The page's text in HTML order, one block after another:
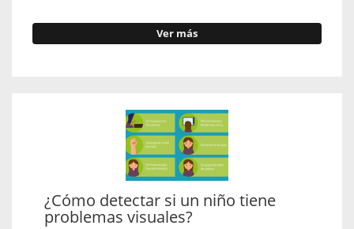
Ver más
¿Cómo detectar si un niño tiene
problemas visuales?